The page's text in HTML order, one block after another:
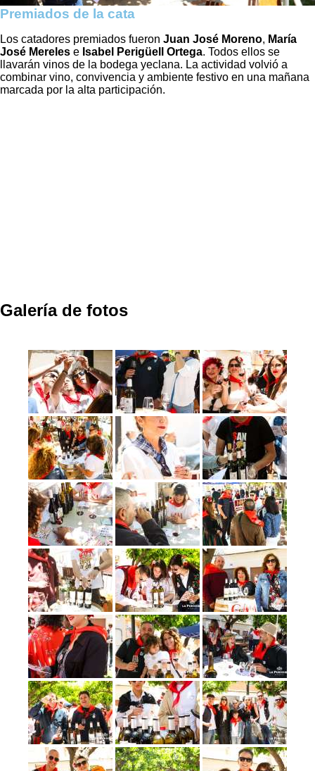
Premiados de la cata
Los catadores premiados fueron Juan José Moreno, María
José Mereles e Isabel Perigüell Ortega. Todos ellos se
llavarán vinos de la bodega yeclana. La actividad volvió a
combinar vino, convivencia y ambiente festivo en una mañana
marcada por la alta participación.
Galería de fotos